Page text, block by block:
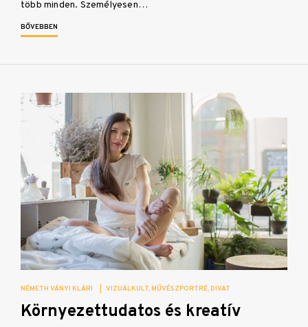
több minden. Személyesen…
BŐVEBBEN
NÉMETH VÁNYI KLÁRI VIZUÁLKULT MŰVÉSZPORTRÉ DIVAT
Környezettudatos és kreatív